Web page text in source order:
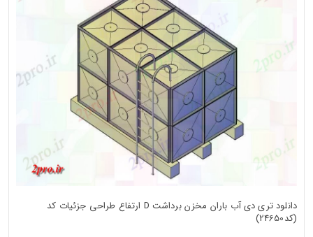
دانلود تری دی آب باران مخزن برداشت D ارتفاع طراحی جزئیات کد
(کد24650)